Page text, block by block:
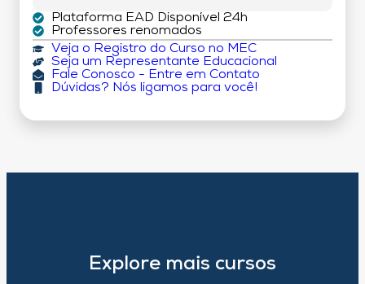
Plataforma EAD Disponível 24h
Professores renomados
Veja o Registro do Curso no MEC
Seja um Representante Educacional
Fale Conosco - Entre em Contato
Dúvidas? Nós ligamos para você!
Explore mais cursos